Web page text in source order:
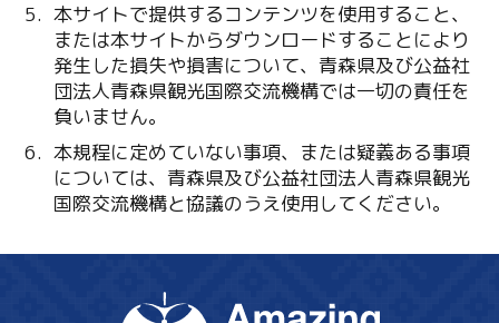
本サイトで提供するコンテンツを使用すること、
または本サイトからダウンロードすることにより
発生した損失や損害について、青森県及び公益社
団法人青森県観光国際交流機構では一切の責任を
負いません。
本規程に定めていない事項、または疑義ある事項
については、青森県及び公益社団法人青森県観光
国際交流機構と協議のうえ使用してください。